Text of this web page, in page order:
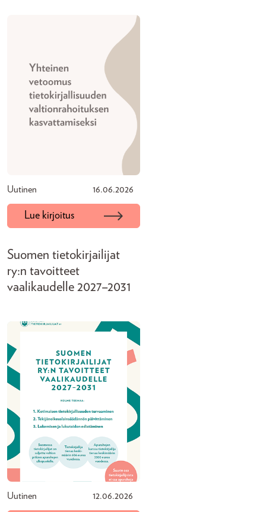
Uutinen 16.06.2026
Lue kirjoitus
Suomen tietokirjailijat
ry:n tavoitteet
vaalikaudelle 2027–2031
Uutinen 12.06.2026